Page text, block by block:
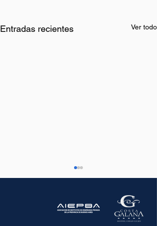
Entradas recientes Ver todo